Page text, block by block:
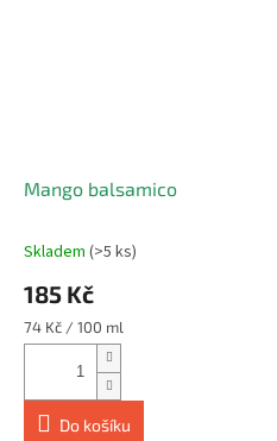
Mango balsamico
Průměrné
produktu
je
5,0
hvězdiček.
Skladem (>5 ks)
185 Kč
Měrná
cena:
74 Kč / 100 ml
Do košíku